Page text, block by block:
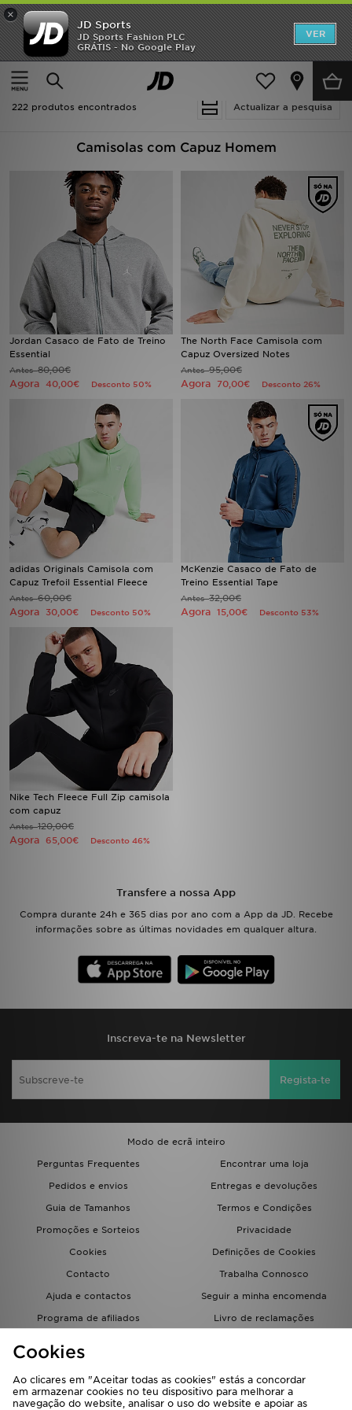
×
JD Sports
JD Sports Fashion PLC
GRÁTIS - No Google Play
VER
Página principal
Homem
Roupa de Homem
Actualizar a pesquisa
222 produtos encontrados
Camisolas com Capuz Homem
Jordan Casaco de Fato de Treino
Essential
Antes80,00€
Agora 40,00€ Desconto 50%
The North Face Camisola com
Capuz Oversized Notes
Antes95,00€
Agora 70,00€ Desconto 26%
adidas Originals Camisola com
Capuz Trefoil Essential Fleece
Antes60,00€
Agora 30,00€ Desconto 50%
McKenzie Casaco de Fato de
Treino Essential Tape
Antes32,00€
Agora 15,00€ Desconto 53%
Nike Tech Fleece Full Zip camisola
com capuz
Antes120,00€
Agora 65,00€ Desconto 46%
Transfere a nossa App
Compra durante 24h e 365 dias por ano com a App da JD. Recebe
informações sobre as últimas novidades em qualquer altura.
Inscreva-te na Newsletter
Regista-te
Modo de ecrã inteiro
Perguntas Frequentes
Encontrar uma loja
Pedidos e envios
Entregas e devoluções
Guia de Tamanhos
Termos e Condições
Promoções e Sorteios
Privacidade
Cookies
Definições de Cookies
Contacto
Trabalha Connosco
Ajuda e contactos
Seguir a minha encomenda
Programa de afiliados
Livro de reclamações
INÍCIO
Promoções
ESTILO
DESPORTO
FUTEBOL JD
VER MARCAS
LOCALIZADOR DE LOJAS
BLOG
SUBSCREVE
ESTADO DO TEU PEDIDO
ATENÇÃO AO CLIENTE
FAZ DOWNLOAD DA APP
TRABALHA CONNOSCO
FAQs
Cookies
Ao clicares em "Aceitar todas as cookies" estás a concordar
em armazenar cookies no teu dispositivo para melhorar a
navegação do website, analisar o uso do website e apoiar as